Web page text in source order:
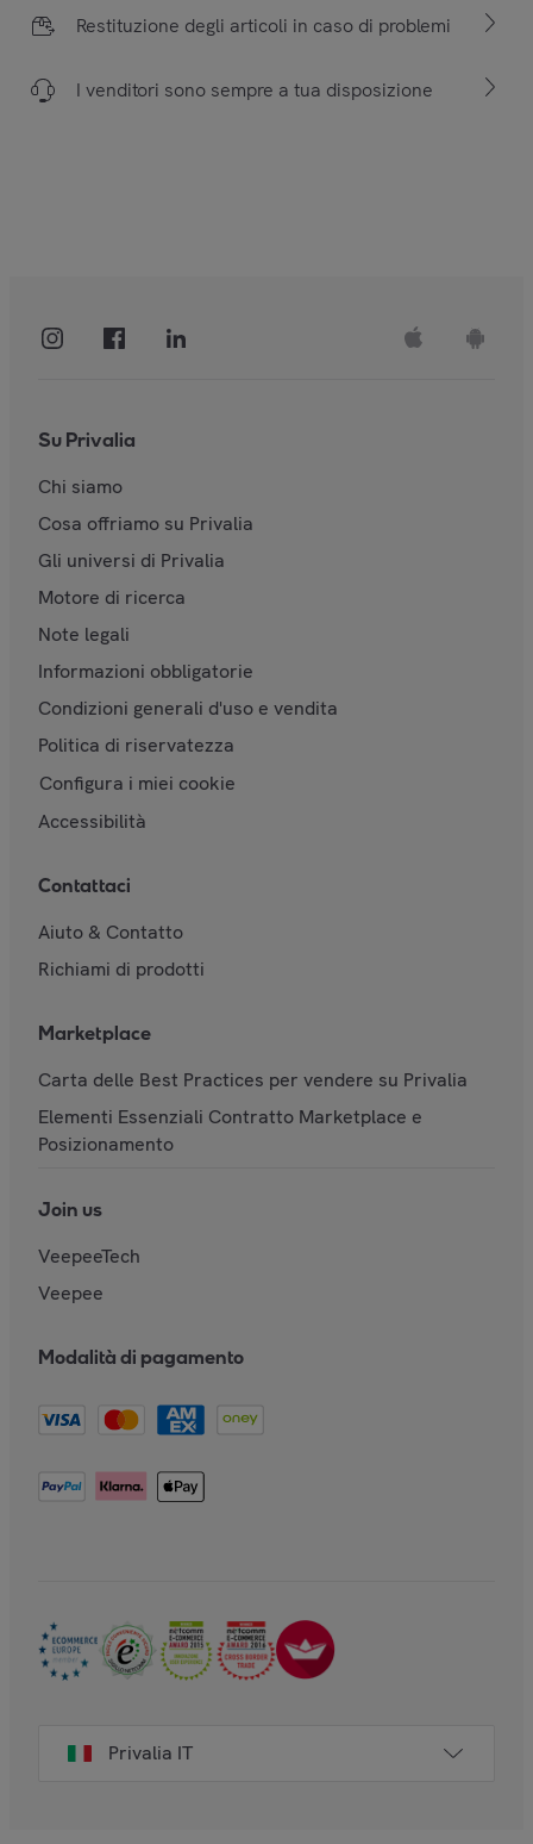
Restituzione degli articoli in caso di problemi
I venditori sono sempre a tua disposizione
Su Privalia
Chi siamo
Cosa offriamo su Privalia
Gli universi di Privalia
Motore di ricerca
Note legali
Informazioni obbligatorie
Condizioni generali d'uso e vendita
Politica di riservatezza
Configura i miei cookie
Accessibilità
Contattaci
Aiuto & Contatto
Richiami di prodotti
Marketplace
Carta delle Best Practices per vendere su Privalia
Elementi Essenziali Contratto Marketplace e
Posizionamento
Join us
VeepeeTech
Veepee
Modalità di pagamento
Privalia IT